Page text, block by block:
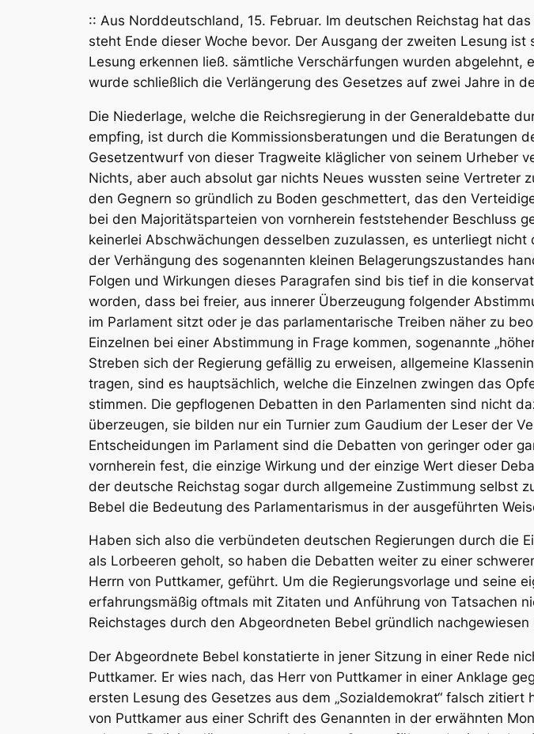
:: Aus Norddeutschland, 15. Februar. Im deutschen Reichstag hat
steht Ende dieser Woche bevor. Der Ausgang der zweiten Lesung
Lesung erkennen ließ. sämtliche Verschärfungen wurden
wurde schließlich die Verlängerung des Gesetzes auf zwei Jahre in
Die Niederlage, welche die Reichsregierung in der Generaldebatte
empfing, ist durch die Kommissionsberatungen und die Beratungen
Gesetzentwurf von dieser Tragweite kläglicher von seinem Urheber
Nichts, aber auch absolut gar nichts Neues wussten seine Vertreter
den Gegnern so gründlich zu Boden geschmettert, das den
bei den Majoritätsparteien von vornherein feststehender Beschluss
keinerlei Abschwächungen desselben zuzulassen, es unterliegt
der Verhängung des sogenannten kleinen Belagerungszustandes
Folgen und Wirkungen dieses Paragrafen sind bis tief in die
worden, dass bei freier, aus innerer Überzeugung folgender
im Parlament sitzt oder je das parlamentarische Treiben näher zu
Einzelnen bei einer Abstimmung in Frage kommen, sogenannte
Streben sich der Regierung gefällig zu erweisen, allgemeine
tragen, sind es hauptsächlich, welche die Einzelnen zwingen das
stimmen. Die gepflogenen Debatten in den Parlamenten sind nicht
überzeugen, sie bilden nur ein Turnier zum Gaudium der Leser der
Entscheidungen im Parlament sind die Debatten von geringer oder
vornherein fest, die einzige Wirkung und der einzige Wert dieser
der deutsche Reichstag sogar durch allgemeine Zustimmung selbst
Bebel die Bedeutung des Parlamentarismus in der ausgeführten
Haben sich also die verbündeten deutschen Regierungen durch die
als Lorbeeren geholt, so haben die Debatten weiter zu einer
Herrn von Puttkamer, geführt. Um die Regierungsvorlage und seine
erfahrungsmäßig oftmals mit Zitaten und Anführung von Tatsachen
Reichstages durch den Abgeordneten Bebel gründlich
Der Abgeordnete Bebel konstatierte in jener Sitzung in einer Rede
Puttkamer. Er wies nach, das Herr von Puttkamer in einer Anklage
ersten Lesung des Gesetzes aus dem „Sozialdemokrat“ falsch zitiert
von Puttkamer aus einer Schrift des Genannten in der erwähnten